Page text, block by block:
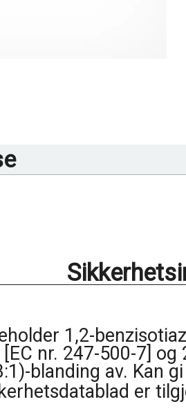
1,2-
nr. 247-500-7]
blanding av. Kan
er